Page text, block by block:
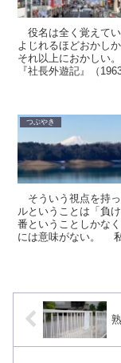
役名は全く覚えて
よじれるほどおかし
それ以上におかしい
『社長外遊記』（
つぶやき
そういう視点を持
ルということは「負
番ということしかな
には意味がない。 私